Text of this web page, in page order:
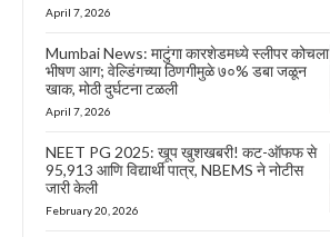
April 7, 2026
Mumbai News: माटुंगा कारशेडमध्ये स्लीपर कोचला
भीषण आग; वेल्डिंगच्या ठिणगीमुळे ७०% डबा जळून
खाक, मोठी दुर्घटना टळली
April 7, 2026
NEET PG 2025: खूप खुशखबरी! कट-ऑफफ से
95,913 आणि विद्यार्थी पात्र, NBEMS ने नोटीस
जारी केली
February 20, 2026